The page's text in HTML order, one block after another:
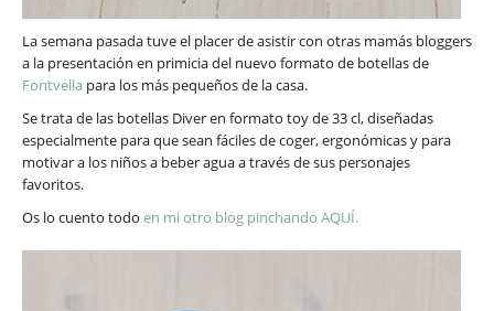
La semana pasada tuve el placer de asistir con otras mamás bloggers
a la presentación en primicia del nuevo formato de botellas de
Fontvella para los más pequeños de la casa.
Se trata de las botellas Diver en formato toy de 33 cl, diseñadas
especialmente para que sean fáciles de coger, ergonómicas y para
motivar a los niños a beber agua a través de sus personajes
favoritos.
Os lo cuento todo en mi otro blog pinchando AQUÍ.